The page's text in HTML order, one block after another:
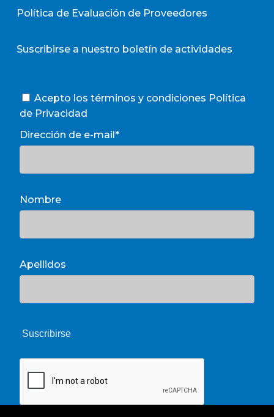
Política de Evaluación de Proveedores
Suscribirse a nuestro boletín de actividades
Acepto los términos y condiciones Política
de Privacidad
Dirección de e-mail*
Nombre
Apellidos